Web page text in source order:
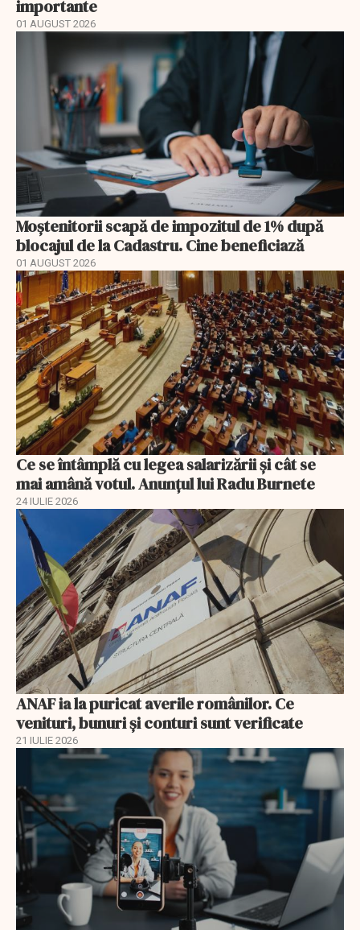
importante
01 AUGUST 2026
Moștenitorii scapă de impozitul de 1% după
blocajul de la Cadastru. Cine beneficiază
01 AUGUST 2026
Ce se întâmplă cu legea salarizării şi cât se
mai amână votul. Anunţul lui Radu Burnete
24 IULIE 2026
ANAF ia la puricat averile românilor. Ce
venituri, bunuri și conturi sunt verificate
21 IULIE 2026